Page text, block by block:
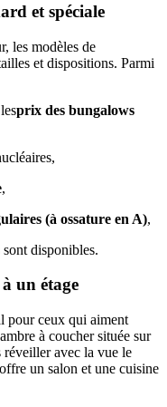
et spéciale
les modèles de
et dispositions. Parmi
prix des bungalows
,
(à ossature en A),
sont disponibles.
un étage
pour ceux qui aiment
à coucher située sur
réveiller avec la vue le
un salon et une cuisine